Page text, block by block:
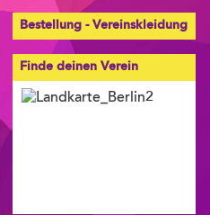
Bestellung - Vereinskleidung
Finde deinen Verein